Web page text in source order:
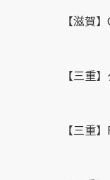
【滋賀
【三重
【三重